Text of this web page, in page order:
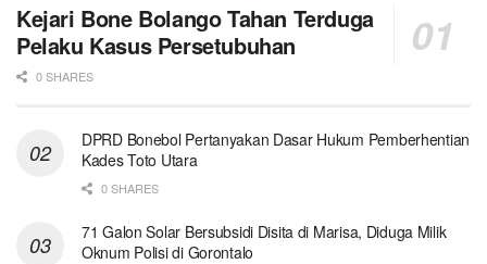
Kejari Bone Bolango Tahan Terduga
Pelaku Kasus Persetubuhan
0 SHARES
DPRD Bonebol Pertanyakan Dasar Hukum Pemberhentian
Kades Toto Utara
0 SHARES
71 Galon Solar Bersubsidi Disita di Marisa, Diduga Milik
Oknum Polisi di Gorontalo